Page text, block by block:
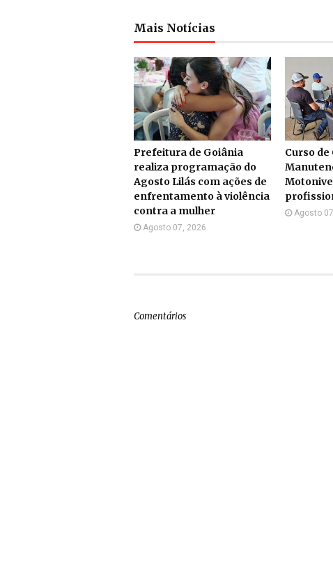
Mais Notícias
Prefeitura de Goiânia
realiza programação do
Agosto Lilás com ações de
enfrentamento à violência
contra a mulher
Agosto 07, 2026
Curso de
Agosto
Comentários